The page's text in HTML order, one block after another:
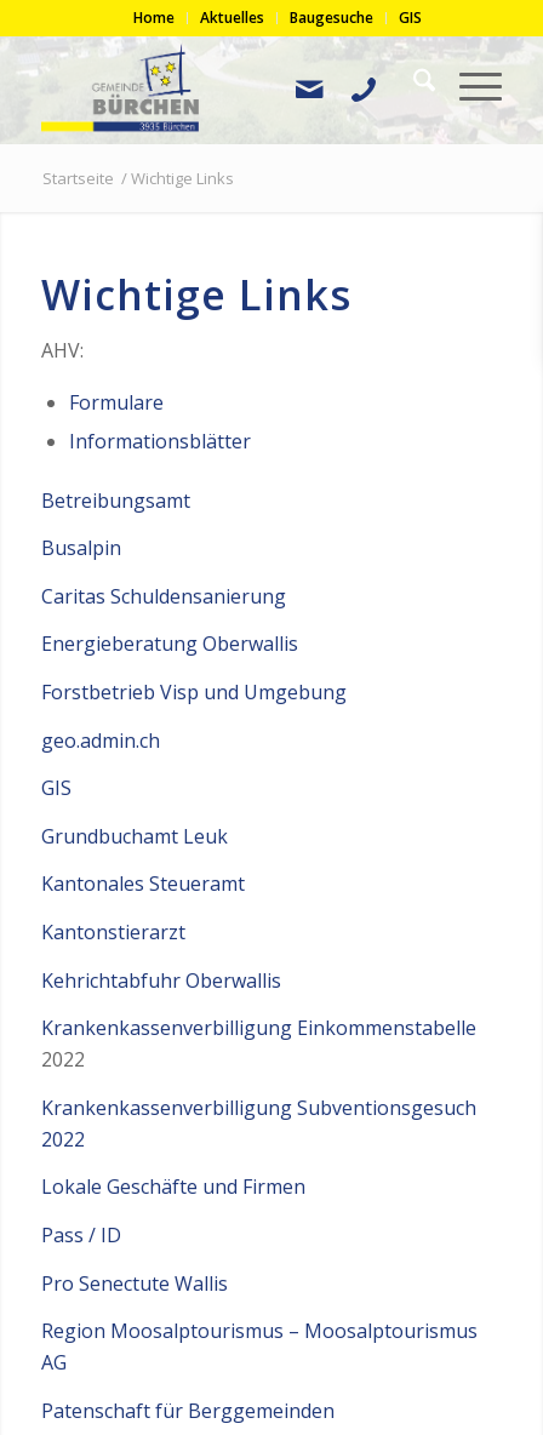
Home Aktuelles Baugesuche GIS
Startseite /Wichtige Links
Wichtige Links
AHV:
Formulare
Informationsblätter
Betreibungsamt
Busalpin
Caritas Schuldensanierung
Energieberatung Oberwallis
Forstbetrieb Visp und Umgebung
geo.admin.ch
GIS
Grundbuchamt Leuk
Kantonales Steueramt
Kantonstierarzt
Kehrichtabfuhr Oberwallis
Krankenkassenverbilligung Einkommenstabelle
2022
Krankenkassenverbilligung Subventionsgesuch
2022
Lokale Geschäfte und Firmen
Pass / ID
Pro Senectute Wallis
Region Moosalptourismus – Moosalptourismus
AG
Patenschaft für Berggemeinden